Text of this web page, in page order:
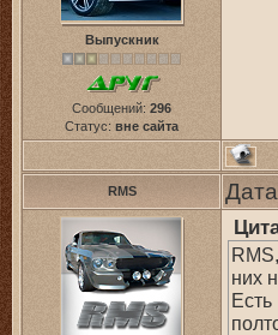
Выпускник
Сообщений: 296
Статус: вне сайта
RMS
них
Есть